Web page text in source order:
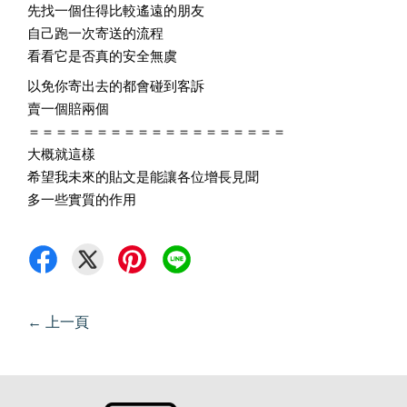
先找一個住得比較遙遠的朋友
自己跑一次寄送的流程
看看它是否真的安全無虞
以免你寄出去的都會碰到客訴
賣一個賠兩個
＝＝＝＝＝＝＝＝＝＝＝＝＝＝＝＝＝＝＝
大概就這樣
希望我未來的貼文是能讓各位增長見聞
多一些實質的作用
← 上一頁